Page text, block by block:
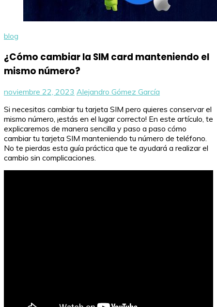
blog
¿Cómo cambiar la SIM card manteniendo el
mismo número?
noviembre 22, 2023 Alejandro Gómez García
Si necesitas cambiar tu tarjeta SIM pero quieres conservar el
mismo número, ¡estás en el lugar correcto! En este artículo, te
explicaremos de manera sencilla y paso a paso cómo
cambiar tu tarjeta SIM manteniendo tu número de teléfono.
No te pierdas esta guía práctica que te ayudará a realizar el
cambio sin complicaciones.